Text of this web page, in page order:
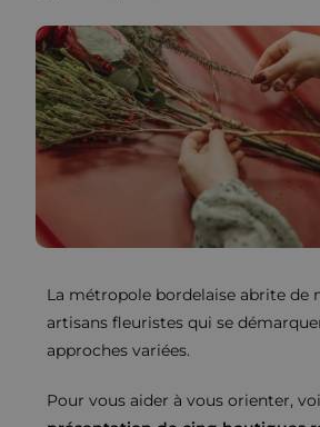
La métropole bordelaise abrite de
artisans fleuristes qui se
approches variées.
Pour vous aider à vous orienter,